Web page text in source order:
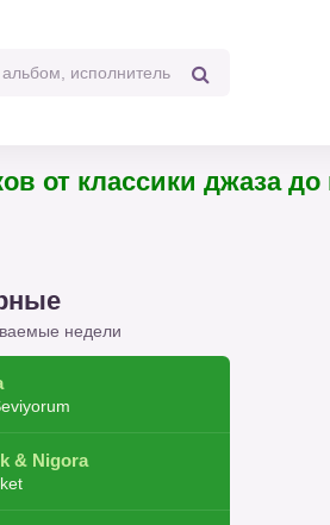
от классики джаза до
недели
& Nigora